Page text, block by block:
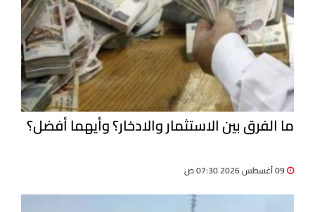
ما الفرق بين الاستثمار والادخار؟ وأيهما أفضل؟